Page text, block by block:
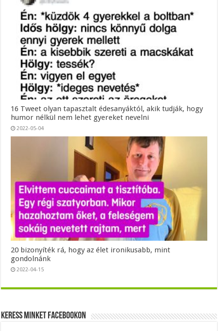
16 Tweet olyan tapasztalt édesanyáktól, akik tudják, hogy
humor nélkül nem lehet gyereket nevelni
2022-05-04
20 bizonyíték rá, hogy az élet ironikusabb, mint
gondolnánk
2022-04-15
Keress minket Facebookon